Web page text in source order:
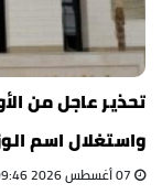
تحذير عاجل من
واستغلال اسم